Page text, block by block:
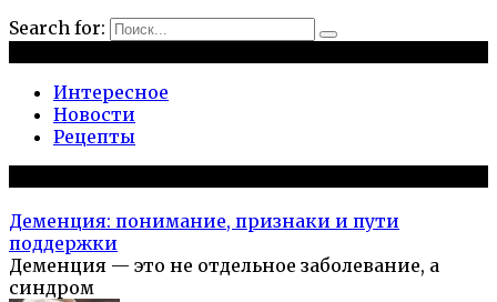
Search for:
Интересное
Новости
Рецепты
Деменция: понимание, признаки и пути
поддержки
Деменция — это не отдельное заболевание, а
синдром